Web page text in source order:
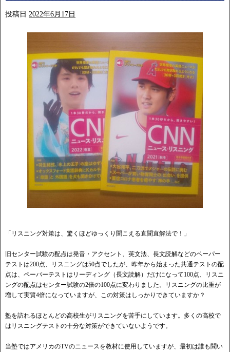
投稿日 2022年6月17日
「リスニング対策は、驚くほどゆっくり聞こえる直聞直解法で！」
旧センター試験の配点は発音・アクセント、英文法、長文読解などのペーパー
テストは200点、リスニングは50点でしたが、昨年から始まった共通テストの配
点は、ペーパーテストはリーディング（長文読解）だけになって100点、リスニ
ングの配点はセンター試験の2倍の100点に変わりました。リスニングの比重が
増して実質4倍になっていますが、この対策はしっかりできていますか？
塾を訪れるほとんどの高校生がリスニングを苦手にしています。多くの高校で
はリスニングテストの十分な対策ができていないようです。
当塾ではアメリカのTVのニュースを教材に使用していますが、最初は誰も聞い